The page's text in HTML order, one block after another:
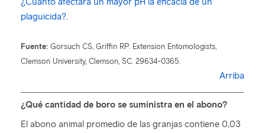
plaguicida?.
Fuente: Gorsuch CS, Griffin RP. Extension Entomologists,
Clemson University, Clemson, SC. 29634-0365.
Arriba
¿Qué cantidad de boro se suministra en el abono?
El abono animal promedio de las granjas contiene 0,03